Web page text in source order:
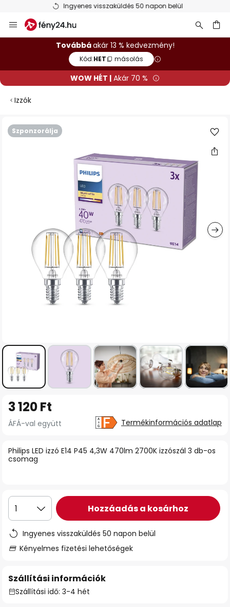
Ingyenes visszaküldés 50 napon belül
Ugrás
a
tartalomhozTovábbáakár 13 % kedvezmény!
Kód:HET másolás
WOW HÉT | Akár 70 %
Izzók
Szponzorálja
Ugrás
képgaléria
Philips LED izzó E14 P45 4,3W 470lm 2700K izzószál 3 db-os
csomag
3 120 Ft
ÁFÁ-val együtt Termékinformációs adatlap
1 Hozzáadás a kosárhoz
Ingyenes visszaküldés 50 napon belül
Kényelmes fizetési lehetőségek
Szállítási információk
Szállítási idő: 3-4 hét